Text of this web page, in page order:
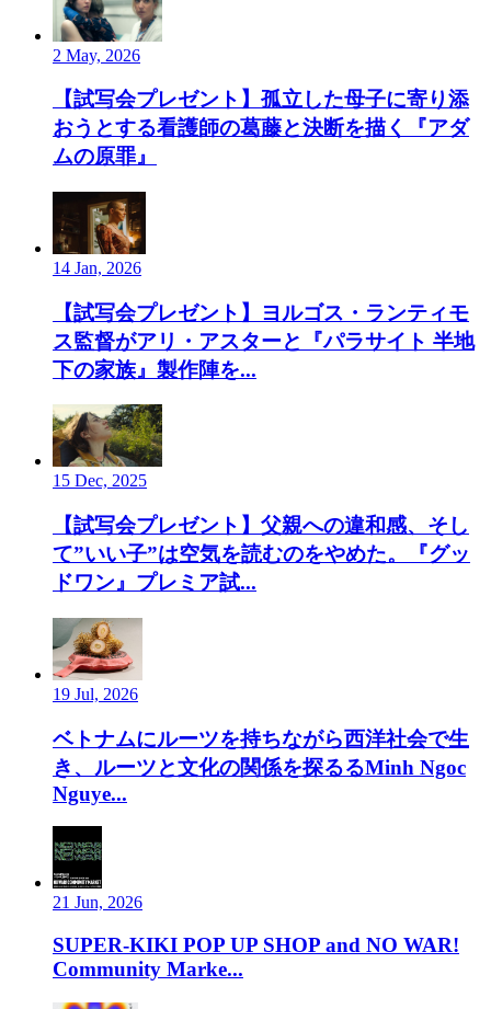
2 May, 2026
【試写会プレゼント】孤立した母子に寄り添
おうとする看護師の葛藤と決断を描く『アダ
ムの原罪』
14 Jan, 2026
【試写会プレゼント】ヨルゴス・ランティモ
ス監督がアリ・アスターと『パラサイト 半地
下の家族』製作陣を...
15 Dec, 2025
【試写会プレゼント】父親への違和感、そし
て”いい子”は空気を読むのをやめた。『グッ
ドワン』プレミア試...
19 Jul, 2026
ベトナムにルーツを持ちながら西洋社会で生
き、ルーツと文化の関係を探るるMinh Ngoc
Nguye...
21 Jun, 2026
SUPER-KIKI POP UP SHOP and NO WAR!
Community Marke...